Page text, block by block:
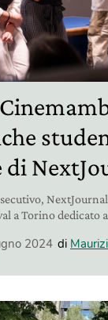
di
a Torino dedicato
2024 di